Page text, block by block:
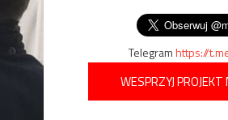
Telegramhttps://
WESPRZYJ